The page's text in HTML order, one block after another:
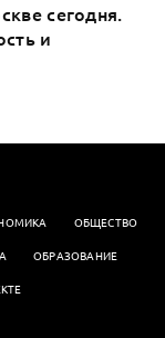
сегодня.
и
OБЩЕСТВО
ОБРАЗОВАНИЕ